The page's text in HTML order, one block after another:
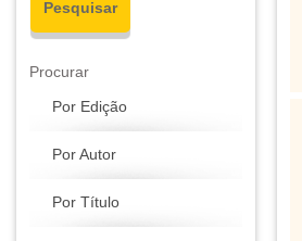
Procurar
Por Edição
Por Autor
Por Título